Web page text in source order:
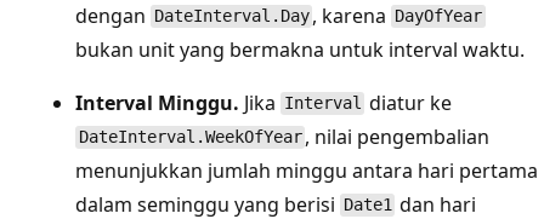
dengan DateInterval.Day , karena DayOfYear
bukan unit yang bermakna untuk interval waktu.
Interval Minggu. Jika Interval diatur ke
DateInterval.WeekOfYear , nilai pengembalian
menunjukkan jumlah minggu antara hari pertama
dalam seminggu yang berisi Date1 dan hari